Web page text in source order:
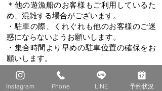
＊他の遊漁船のお客様もご利用しているた
め、混雑する場合がございます。
・駐車の際、くれぐれも他のお客様のご迷
惑にならないようお願いします。
・集合時間より早めの駐車位置の確保をお
願いします。​
・出船の30分前に集合して下さい。
Instagram Phone LINE 予約状況